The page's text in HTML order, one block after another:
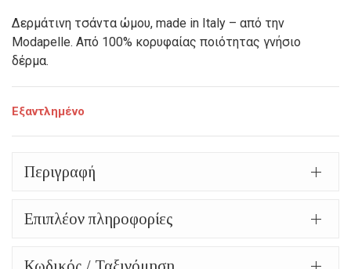
82,00€.
τιμή
είναι:
57,00€.
Δερμάτινη τσάντα ώμου, made in Italy – από την
Modapelle. Από 100% κορυφαίας ποιότητας γνήσιο
δέρμα.
Εξαντλημένο
Περιγραφή
Επιπλέον πληροφορίες